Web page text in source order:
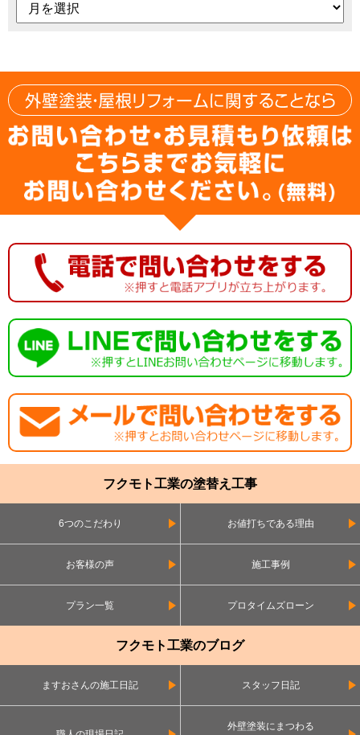
フクモト工業の塗替え工事
6つのこだわり お値打ちである理由
お客様の声 施工事例
プラン一覧 プロタイムズローン
フクモト工業のブログ
ますおさんの施工日記 スタッフ日記
外壁塗装にまつわる